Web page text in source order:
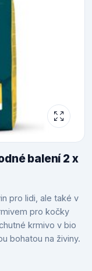
balení 2 x
pro lidi, ale také v
pro kočky
krmivo v bio
bohatou na živiny.